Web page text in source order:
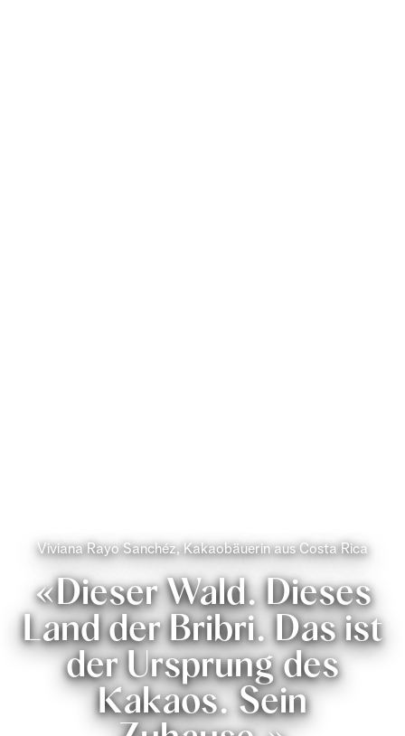
Viviana Rayo Sanchéz, Kakaobäuerin aus Costa Rica
«Dieser Wald. Dieses
Land der Bribri. Das ist
der Ursprung des
Kakaos. Sein